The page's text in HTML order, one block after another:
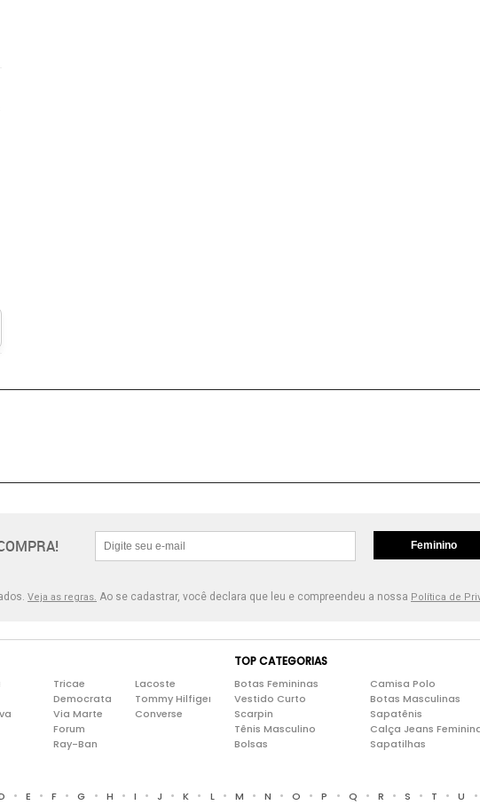
Feminino
Veja as regras. Ao se cadastrar, você declara que leu e compreendeu a nossa Política de
Tricae
Democrata
Via Marte
Forum
Ray-Ban
Lacoste
Tommy Hilfiger
Converse
TOP CATEGORIAS
Botas Femininas
Vestido Curto
Scarpin
Tênis Masculino
Bolsas
Camisa Polo
Botas Masculinas
Sapatênis
Calça Jeans
Sapatilhas
• E • F • G • H • I • J • K • L • M • N • O • P • Q • R • S • T • U •